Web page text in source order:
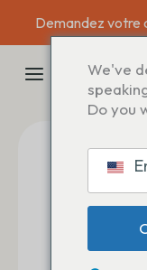
contenu
Demandez votre
PRINCIPAL
We've
Do you